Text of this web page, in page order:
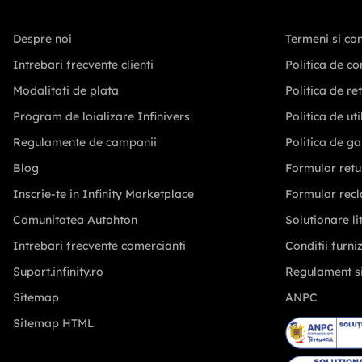
Despre noi
Intrebari frecvente clienti
Modalitati de plata
Program de loializare Infinivers
Regulamente de campanii
Blog
Inscrie-te in Infinity Marketplace
Comunitatea Autohton
Intrebari frecvente comercianti
Suport.infinity.ro
Sitemap
Sitemap HTML
Termeni si
Politica de
Politica de
Politica de
Politica de
Formular
Formular
Solutionare
Conditii
Regulament
ANPC